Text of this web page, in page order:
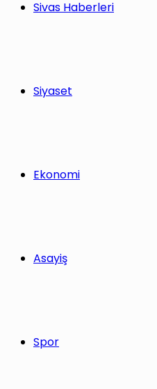
Sivas Haberleri
Siyaset
Ekonomi
Asayiş
Spor